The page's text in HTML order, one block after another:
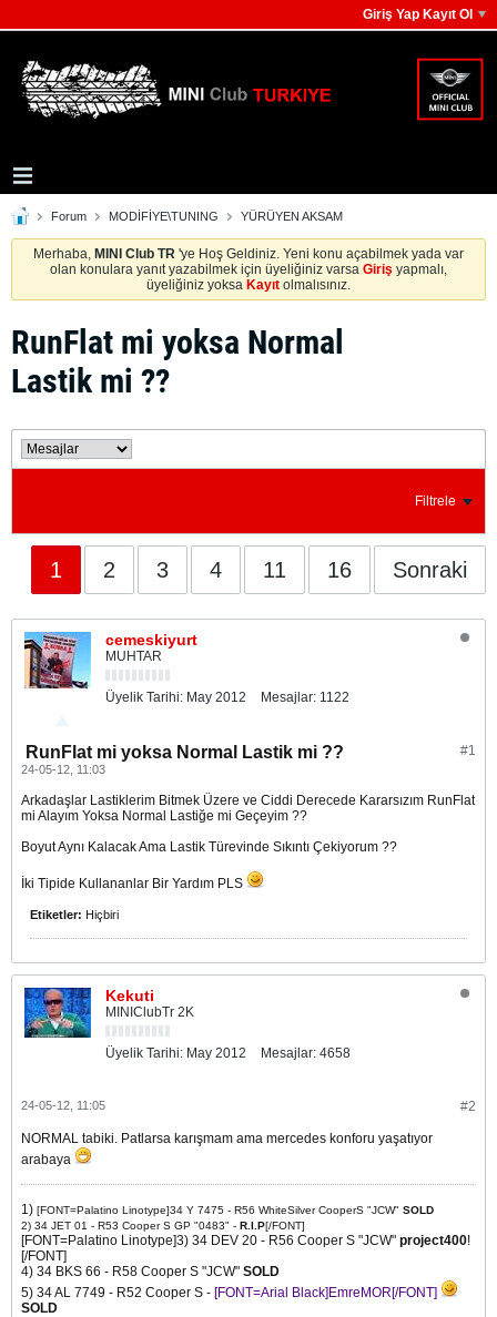
Giriş Yap Kayıt Ol
Forum MODİFİYE\TUNING YÜRÜYEN AKSAM
Merhaba, MINI Club TR 'ye Hoş Geldiniz. Yeni konu açabilmek yada var
olan konulara yanıt yazabilmek için üyeliğiniz varsa Giriş yapmalı,
üyeliğiniz yoksa Kayıt olmalısınız.
RunFlat mi yoksa Normal
Lastik mi ??
Filtrele
1 2 3 4 11 16 Sonraki
cemeskiyurt
MUHTAR
Üyelik Tarihi: May 2012 Mesajlar: 1122
#1
RunFlat mi yoksa Normal Lastik mi ??
24-05-12, 11:03
Arkadaşlar Lastiklerim Bitmek Üzere ve Ciddi Derecede Kararsızım RunFlat
mi Alayım Yoksa Normal Lastiğe mi Geçeyim ??
Boyut Aynı Kalacak Ama Lastik Türevinde Sıkıntı Çekiyorum ??
İki Tipide Kullananlar Bir Yardım PLS
Etiketler: Hiçbiri
Kekuti
MINIClubTr 2K
Üyelik Tarihi: May 2012 Mesajlar: 4658
#2
24-05-12, 11:05
NORMAL tabiki. Patlarsa karışmam ama mercedes konforu yaşatıyor
arabaya
1) [FONT=Palatino Linotype]34 Y 7475 - R56 WhiteSilver CooperS "JCW" SOLD
2) 34 JET 01 - R53 Cooper S GP "0483" - R.I.P[/FONT]
[FONT=Palatino Linotype]3) 34 DEV 20 - R56 Cooper S "JCW" project400!
[/FONT]
4) 34 BKS 66 - R58 Cooper S "JCW" SOLD
5) 34 AL 7749 - R52 Cooper S - [FONT=Arial Black]EmreMOR[/FONT]
SOLD